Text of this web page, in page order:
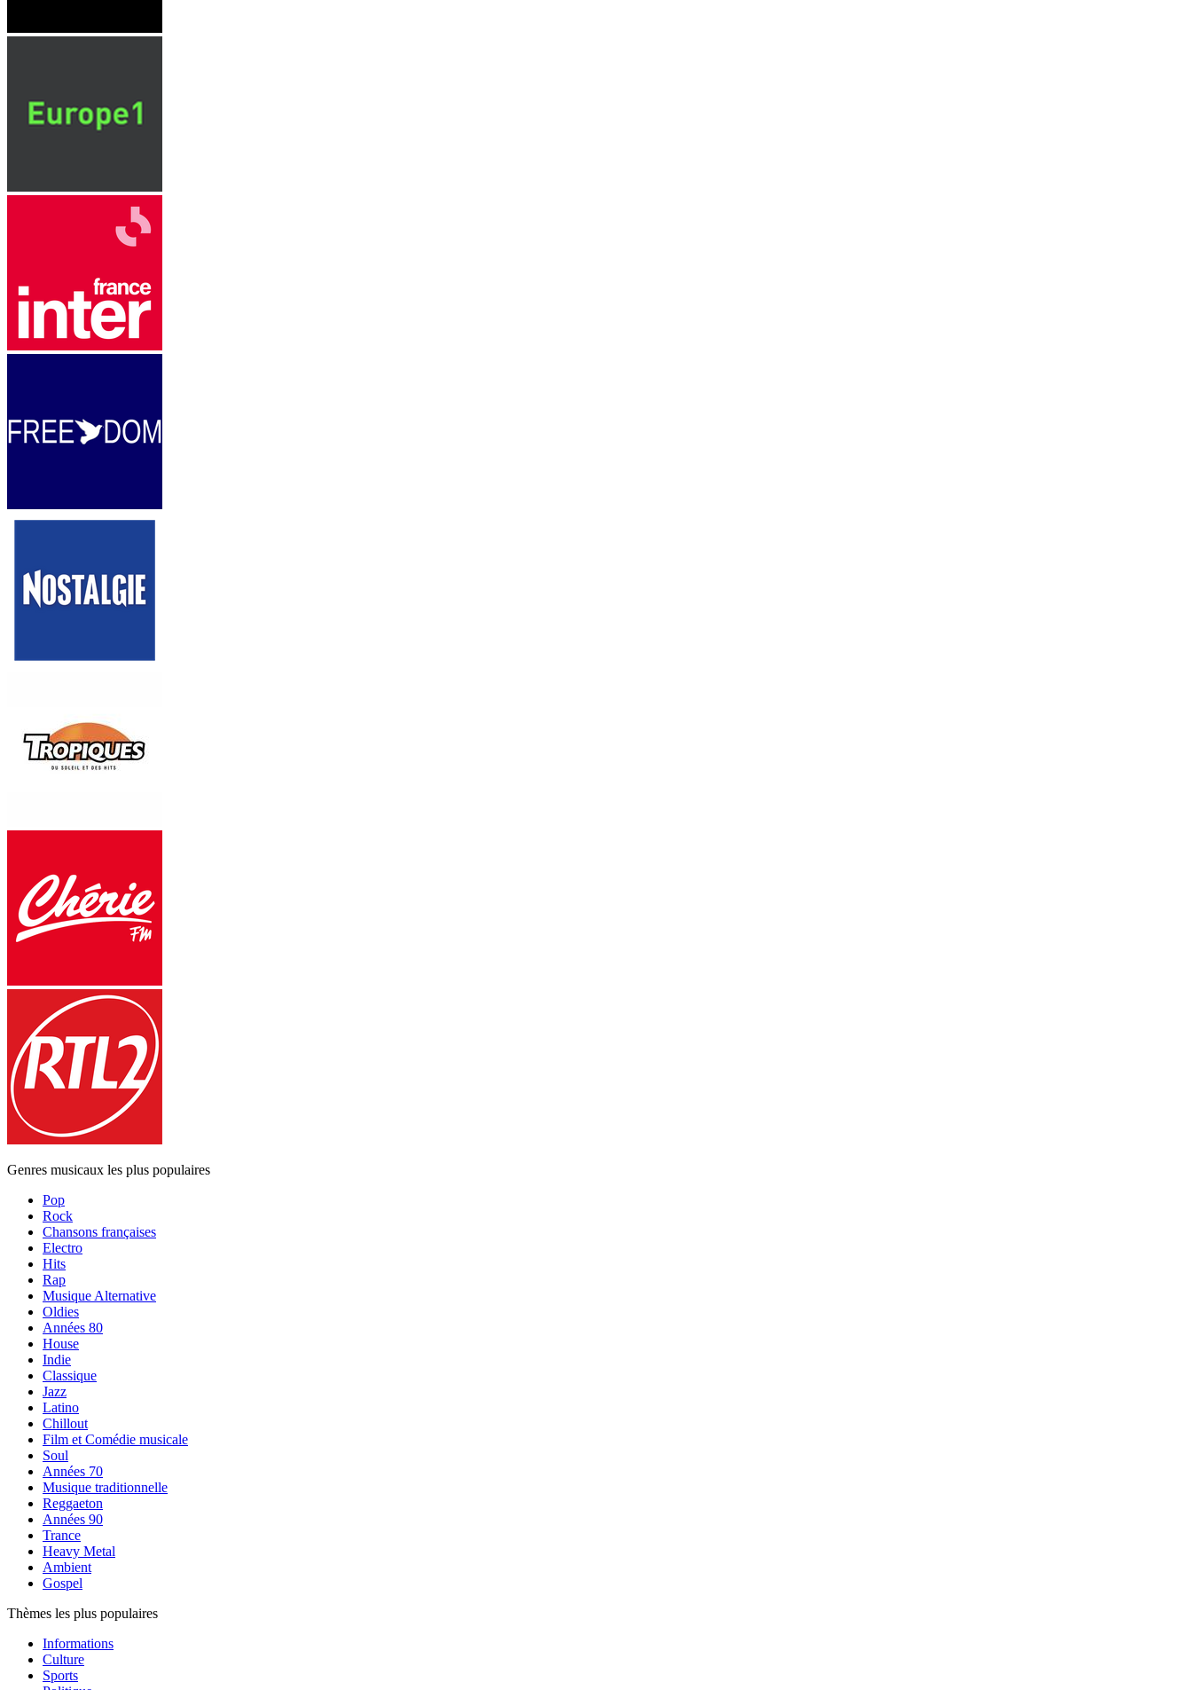
Genres musicaux les plus populaires
Pop
Rock
Chansons françaises
Electro
Hits
Rap
Musique Alternative
Oldies
Années 80
House
Indie
Classique
Jazz
Latino
Chillout
Film et Comédie musicale
Soul
Années 70
Musique traditionnelle
Reggaeton
Années 90
Trance
Heavy Metal
Ambient
Gospel
Thèmes les plus populaires
Informations
Culture
Sports